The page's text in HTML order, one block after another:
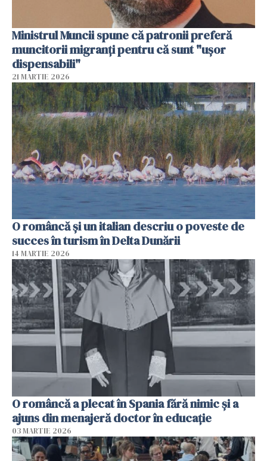
Ministrul Muncii spune că patronii preferă
muncitorii migranți pentru că sunt "uşor
dispensabili"
21 MARTIE 2026
O româncă și un italian descriu o poveste de
succes în turism în Delta Dunării
14 MARTIE 2026
O româncă a plecat în Spania fără nimic și a
ajuns din menajeră doctor în educație
03 MARTIE 2026